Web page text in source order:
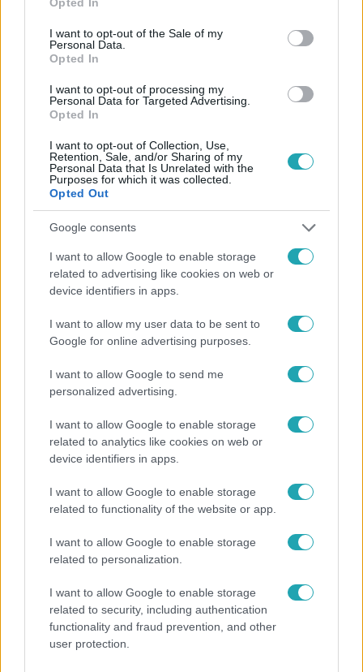
use your data for below specified purposes in below Google
consent section.
I want to opt-out of the Sale of my
Personal Data.
Opted In
I want to opt-out of processing my
Personal Data for Targeted Advertising.
Opted In
I want to opt-out of Collection, Use,
Retention, Sale, and/or Sharing of my
Personal Data that Is Unrelated with the
Purposes for which it was collected.
Opted Out
Google consents
I want to allow Google to enable storage
related to advertising like cookies on web or
device identifiers in apps.
I want to allow my user data to be sent to
Google for online advertising purposes.
I want to allow Google to send me
personalized advertising.
I want to allow Google to enable storage
related to analytics like cookies on web or
device identifiers in apps.
I want to allow Google to enable storage
related to functionality of the website or app.
I want to allow Google to enable storage
related to personalization.
I want to allow Google to enable storage
related to security, including authentication
functionality and fraud prevention, and other
user protection.
UEFA # SPORT
FUTBALL LABDARÚGÁS BAJNOKOK LIGÁJA
LIVERPOOL #DIOGO JOTA # ANDRE SILVA
GYÁSZ #PREMIER LEAGUE
DIOGO JOTA AUTÓBALESET
Népszerű
Megvan, kik váltják a fenyegetés miatt visszalépő
Majkát a SIC Feszten